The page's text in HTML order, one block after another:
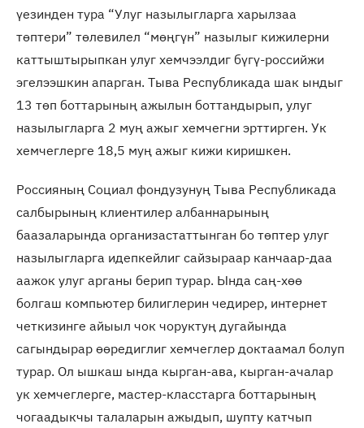
үезинден тура “Улуг назылыгларга харылзаа
төптери” төлевилел “мөңгүн” назылыг кижилерни
каттыштырыпкан улуг хемчээлдиг бүгү-российжи
эгелээшкин апарган. Тыва Республикада шак ындыг
13 төп боттарының ажылын боттандырып, улуг
назылыгларга 2 муң ажыг хемчегни эрттирген. Ук
хемчеглерге 18,5 муң ажыг кижи киришкен.
Россияның Социал фондузунуң Тыва Республикада
салбырының клиентилер албаннарының
баазаларында организастаттынган бо төптер улуг
назылыгларга идепкейлиг сайзыраар канчаар-даа
аажок улуг арганы берип турар. Ында саң-хөө
болгаш компьютер билиглерин чедирер, интернет
четкизинге айыыл чок чоруктуң дугайында
сагындырар өөредиглиг хемчеглер доктаамал болуп
турар. Ол ышкаш ында кырган-ава, кырган-ачалар
ук хемчеглерге, мастер-класстарга боттарының
чогаадыкчы талаларын ажыдып, шупту катчып